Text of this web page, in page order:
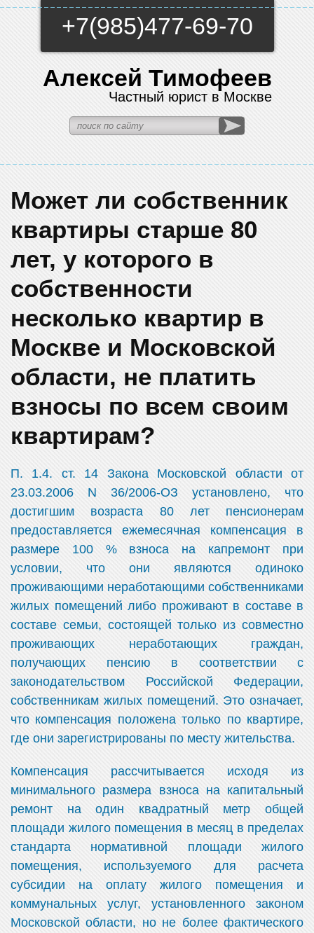
+7(985)477-69-70
Алексей Тимофеев
Частный юрист в Москве
Может ли собственник
квартиры старше 80
лет, у которого в
собственности
несколько квартир в
Москве и Московской
области, не платить
взносы по всем своим
квартирам?
П. 1.4. ст. 14 Закона Московской области от
23.03.2006 N 36/2006-ОЗ установлено, что
достигшим возраста 80 лет пенсионерам
предоставляется ежемесячная компенсация в
размере 100 % взноса на капремонт при
условии, что они являются одиноко
проживающими неработающими собственниками
жилых помещений либо проживают в составе в
составе семьи, состоящей только из совместно
проживающих неработающих граждан,
получающих пенсию в соответствии с
законодательством Российской Федерации,
собственникам жилых помещений. Это означает,
что компенсация положена только по квартире,
где они зарегистрированы по месту жительства.
Компенсация рассчитывается исходя из
минимального размера взноса на капитальный
ремонт на один квадратный метр общей
площади жилого помещения в месяц в пределах
стандарта нормативной площади жилого
помещения, используемого для расчета
субсидии на оплату жилого помещения и
коммунальных услуг, установленного законом
Московской области, но не более фактического